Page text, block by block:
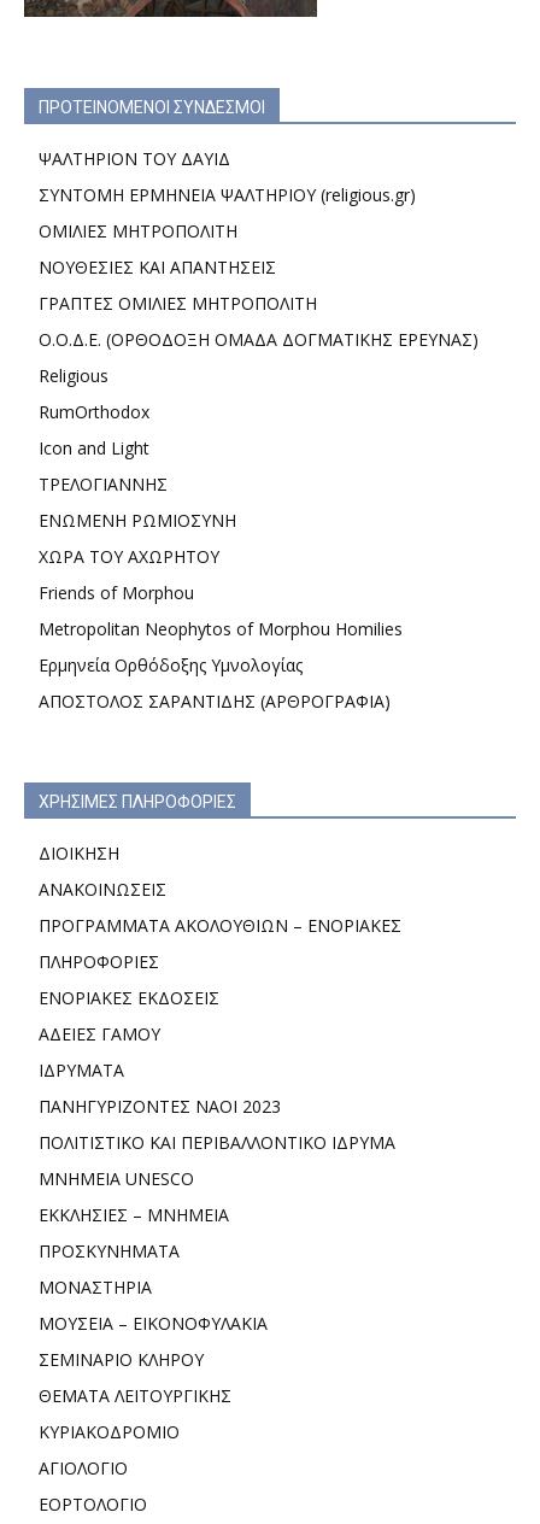
ΠΡΟΤΕΙΝΟΜΕΝΟΙ ΣΥΝΔΕΣΜΟΙ
ΨΑΛΤΗΡΙΟΝ ΤΟΥ ΔΑΥΙΔ
ΣΥΝΤΟΜΗ ΕΡΜΗΝΕΙΑ ΨΑΛΤΗΡΙΟΥ (religious.gr)
ΟΜΙΛΙΕΣ ΜΗΤΡΟΠΟΛΙΤΗ
ΝΟΥΘΕΣΙΕΣ ΚΑΙ ΑΠΑΝΤΗΣΕΙΣ
ΓΡΑΠΤΕΣ ΟΜΙΛΙΕΣ ΜΗΤΡΟΠΟΛΙΤΗ
Ο.Ο.Δ.Ε. (ΟΡΘΟΔΟΞΗ ΟΜΑΔΑ ΔΟΓΜΑΤΙΚΗΣ ΕΡΕΥΝΑΣ)
Religious
RumOrthodox
Icon and Light
ΤΡΕΛΟΓΙΑΝΝΗΣ
ΕΝΩΜΕΝΗ ΡΩΜΙΟΣΥΝΗ
ΧΩΡΑ ΤΟΥ ΑΧΩΡΗΤΟΥ
Friends of Morphou
Metropolitan Neophytos of Morphou Homilies
Ερμηνεία Ορθόδοξης Υμνολογίας
ΑΠΟΣΤΟΛΟΣ ΣΑΡΑΝΤΙΔΗΣ (ΑΡΘΡΟΓΡΑΦΙΑ)
ΧΡΗΣΙΜΕΣ ΠΛΗΡΟΦΟΡΙΕΣ
ΔΙΟΙΚΗΣΗ
ΑΝΑΚΟΙΝΩΣΕΙΣ
ΠΡΟΓΡΑΜΜΑΤΑ ΑΚΟΛΟΥΘΙΩΝ – ΕΝΟΡΙΑΚΕΣ
ΠΛΗΡΟΦΟΡΙΕΣ
ΕΝΟΡΙΑΚΕΣ ΕΚΔΟΣΕΙΣ
ΑΔΕΙΕΣ ΓΑΜΟΥ
ΙΔΡΥΜΑΤΑ
ΠΑΝΗΓΥΡΙΖΟΝΤΕΣ ΝΑΟΙ 2023
ΠΟΛΙΤΙΣΤΙΚΟ ΚΑΙ ΠΕΡΙΒΑΛΛΟΝΤΙΚΟ ΙΔΡΥΜΑ
ΜΝΗΜΕΙΑ UNESCO
ΕΚΚΛΗΣΙΕΣ – ΜΝΗΜΕΙΑ
ΠΡΟΣΚΥΝΗΜΑΤΑ
ΜΟΝΑΣΤΗΡΙΑ
ΜΟΥΣΕΙΑ – ΕΙΚΟΝΟΦΥΛΑΚΙΑ
ΣΕΜΙΝΑΡΙΟ ΚΛΗΡΟΥ
ΘΕΜΑΤΑ ΛΕΙΤΟΥΡΓΙΚΗΣ
ΚΥΡΙΑΚΟΔΡΟΜΙΟ
ΑΓΙΟΛΟΓΙΟ
ΕΟΡΤΟΛΟΓΙΟ